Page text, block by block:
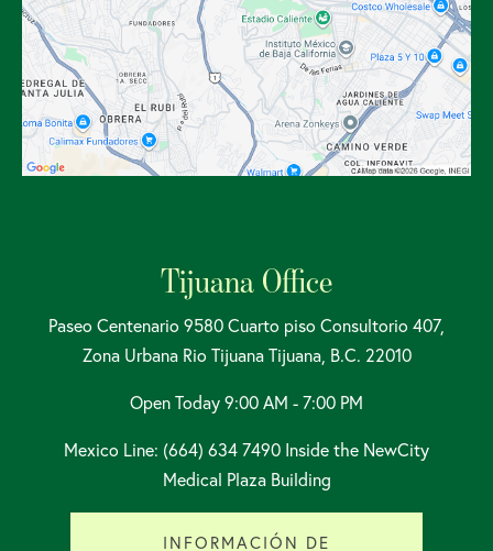
Tijuana Office
Paseo Centenario 9580 Cuarto piso Consultorio 407,
Zona Urbana Rio Tijuana Tijuana, B.C. 22010
Open Today 9:00 AM - 7:00 PM
Mexico Line: (664) 634 7490 Inside the NewCity
Medical Plaza Building
INFORMACIÓN DE